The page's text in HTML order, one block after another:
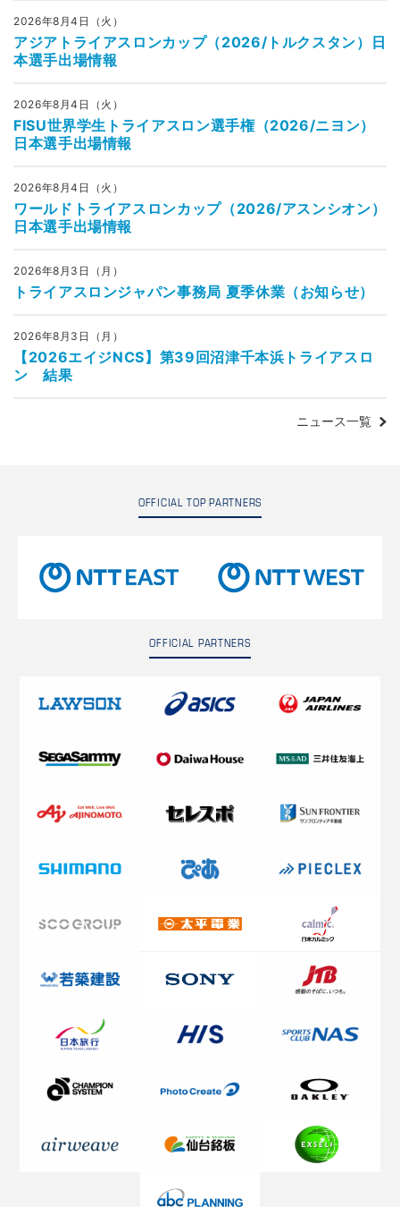
2026年8月4日（火）
アジアトライアスロンカップ（2026/トルクスタン）日
本選手出場情報
2026年8月4日（火）
FISU世界学生トライアスロン選手権（2026/ニヨン）
日本選手出場情報
2026年8月4日（火）
ワールドトライアスロンカップ（2026/アスンシオン）
日本選手出場情報
2026年8月3日（月）
トライアスロンジャパン事務局 夏季休業（お知らせ）
2026年8月3日（月）
【2026エイジNCS】第39回沼津千本浜トライアスロ
ン 結果
ニュース一覧
OFFICIAL TOP PARTNERS
OFFICIAL PARTNERS